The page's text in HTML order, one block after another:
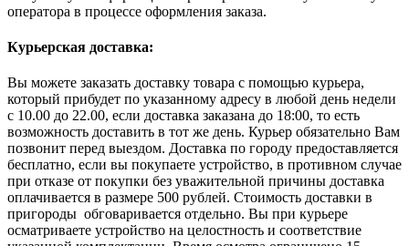
оператора в процессе оформления заказа.
Курьерская доставка:
Вы можете заказать доставку товара с помощью курьера,
который прибудет по указанному адресу в любой день недели
с 10.00 до 22.00, если доставка заказана до 18:00, то есть
возможность доставить в тот же день. Курьер обязательно Вам
позвонит перед выездом. Доставка по городу предоставляется
бесплатно, если вы покупаете устройство, в противном случае
при отказе от покупки без уважительной причины доставка
оплачивается в размере 500 рублей. Стоимость доставки в
пригороды обговаривается отдельно. Вы при курьере
осматриваете устройство на целостность и соответствие